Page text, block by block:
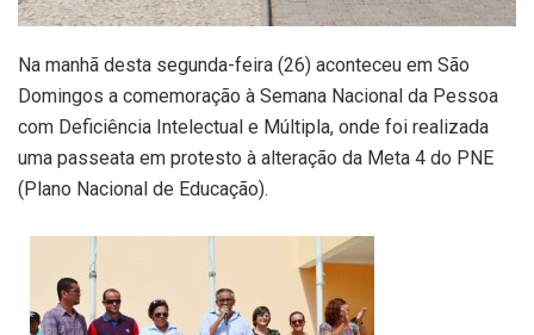
Na manhã desta segunda-feira (26) aconteceu em São
Domingos a comemoração à Semana Nacional da Pessoa
com Deficiência Intelectual e Múltipla, onde foi realizada
uma passeata em protesto à alteração da Meta 4 do PNE
(Plano Nacional de Educação).